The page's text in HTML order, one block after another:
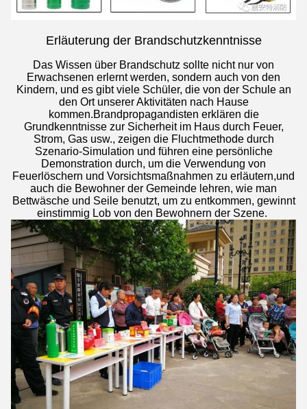
Erläuterung der Brandschutzkenntnisse
Das Wissen über Brandschutz sollte nicht nur von
Erwachsenen erlernt werden, sondern auch von den
Kindern, und es gibt viele Schüler, die von der Schule an
den Ort unserer Aktivitäten nach Hause
kommen.Brandpropagandisten erklären die
Grundkenntnisse zur Sicherheit im Haus durch Feuer,
Strom, Gas usw., zeigen die Fluchtmethode durch
Szenario-Simulation und führen eine persönliche
Demonstration durch, um die Verwendung von
Feuerlöschern und Vorsichtsmaßnahmen zu erläutern,und
auch die Bewohner der Gemeinde lehren, wie man
Bettwäsche und Seile benutzt, um zu entkommen, gewinnt
einstimmig Lob von den Bewohnern der Szene.